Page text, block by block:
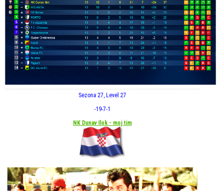
Sezona 27, Level 27
-19-7-1
NK Dunav Ilok - moj tim